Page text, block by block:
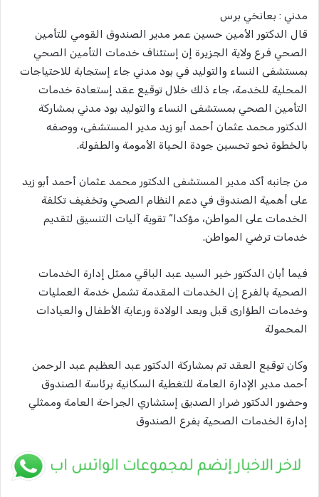
مدني : بعانخي برس
قال الدكتور الأمين حسين عمر مدير الصندوق القومي للتأمين
الصحي فرع ولاية الجزيرة إن إستئناف خدمات التأمين الصحي
بمستشفى النساء والتوليد في بود مدني جاء إستجابة للاحتياجات
المحلية للخدمة، جاء ذلك خلال توقيع عقد إستعادة خدمات
التأمين الصحي بمستشفى النساء والتوليد بود مدني بمشاركة
الدكتور محمد عثمان أحمد أبو زيد مدير المستشفى، ووصفه
بالخطوة نحو تحسين جودة الحياة الأمومة والطفولة.
من جانبه أكد مدير المستشفى الدكتور محمد عثمان أحمد أبو زيد
على أهمية الصندوق في دعم النظام الصحي وتخفيف تكلفة
الخدمات على المواطن، مؤكدا” تقوية آليات التنسيق لتقديم
خدمات ترضي المواطن.
فيما أبان الدكتور خير السيد عبد الباقي ممثل إدارة الخدمات
الصحية بالفرع إن الخدمات المقدمة تشمل خدمة العمليات
وخدمات الطؤارى قبل وبعد الولادة ورعاية الأطفال والعيادات
المحمولة
وكان توقيع العقد تم بمشاركة الدكتور عبد العظيم عبد الرحمن
أحمد مدير الإدارة العامة للتغطية السكانية برئاسة الصندوق
وحضور الدكتور ضرار الصديق إستشاري الجراحة العامة وممثلي
إدارة الخدمات الصحية بفرع الصندوق